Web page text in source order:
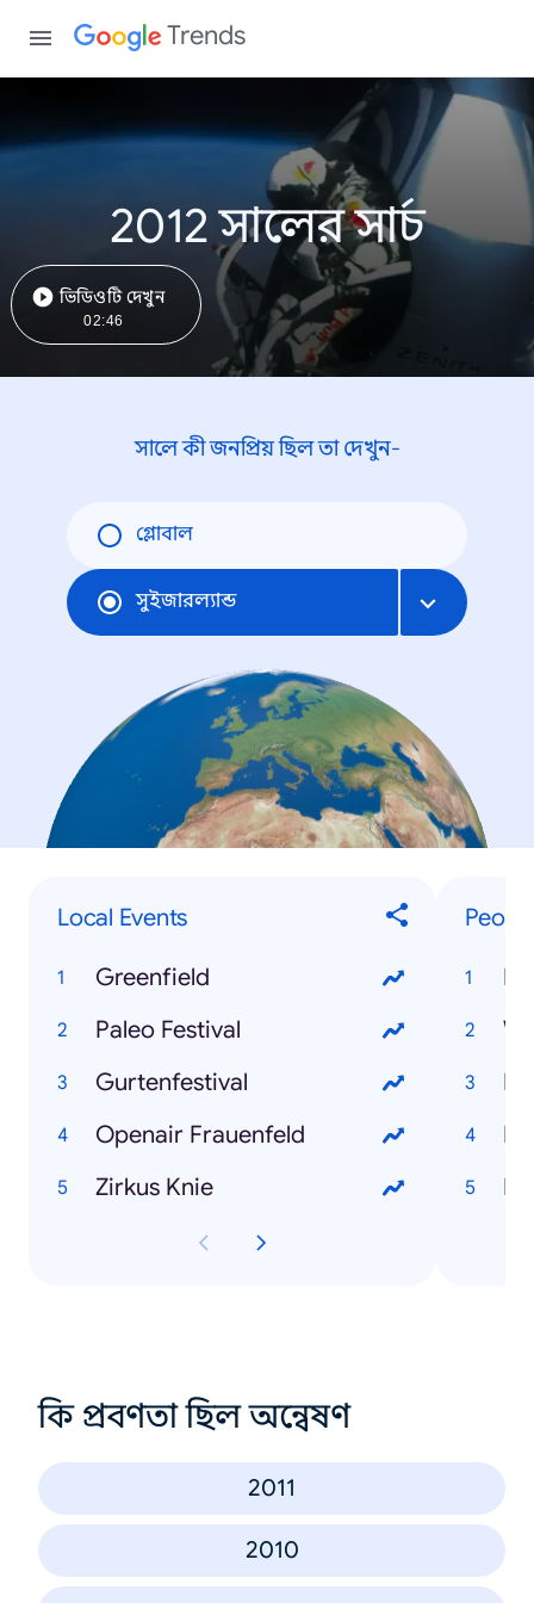
Trends
2012 সালের সার্চ
ভিডিওটি দেখুন
02:46
সালে কী জনপ্রিয় ছিল তা দেখুন-
গ্লোবাল
সুইজারল্যান্ড
Local Events
Greenfield
Paleo Festival
Gurtenfestival
Openair Frauenfeld
Zirkus Knie
কি প্রবণতা ছিল অন্বেষণ
2011
2010